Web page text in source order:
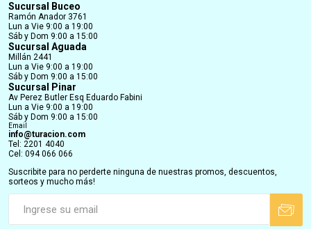
Sucursal Buceo
Ramón Anador 3761
Lun a Vie 9:00 a 19:00
Sáb y Dom 9:00 a 15:00
Sucursal Aguada
Millán 2441
Lun a Vie 9:00 a 19:00
Sáb y Dom 9:00 a 15:00
Sucursal Pinar
Av Perez Butler Esq Eduardo Fabini
Lun a Vie 9:00 a 19:00
Sáb y Dom 9:00 a 15:00
Email
info@turacion.com
Tel: 2201 4040
Cel: 094 066 066
Suscribite para no perderte ninguna de nuestras promos, descuentos,
sorteos y mucho más!